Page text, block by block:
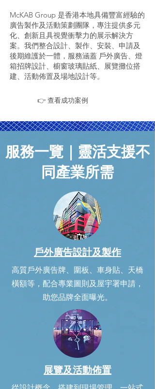
McKAB Group 是香港本地具備豐富經驗的
廣告製作及活動策劃團隊，專注提供多元
化、創新且具視覺衝擊力的展示解決方
案。我們整合設計、製作、安裝、申請及
後期維護於一體，服務涵蓋 戶外廣告、燈
箱招牌設計、櫥窗玻璃貼紙、展覽攤位搭
建、活動佈置及場地設計等。
👉 查看成功案例
服務一覽｜靈活支援不
同產業所需
戶外廣告設計及製作
高質戶外廣告牌、圍板、車身貼、天橋
橫額等，配合專業圖則及屋宇署申請，
助您品牌全面曝光。
展覽及活動佈置